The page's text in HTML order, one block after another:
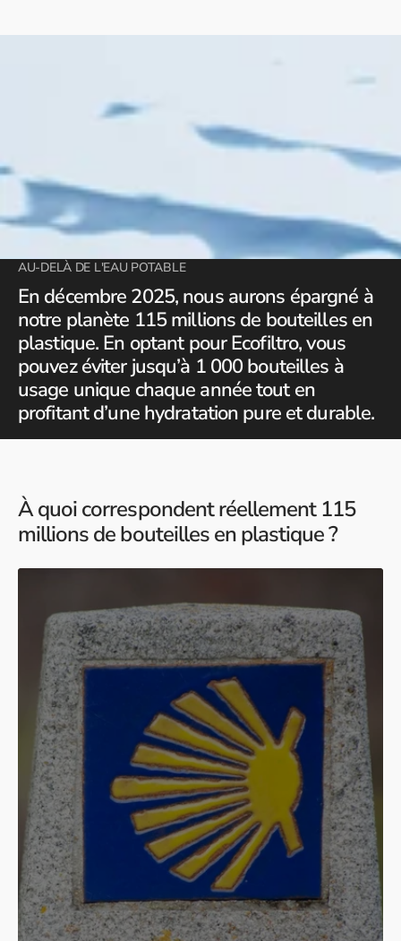
AU-DELÀ DE L'EAU POTABLE
En décembre 2025, nous aurons épargné à
notre planète 115 millions de bouteilles en
plastique. En optant pour Ecofiltro, vous
pouvez éviter jusqu’à 1 000 bouteilles à
usage unique chaque année tout en
profitant d’une hydratation pure et durable.
À quoi correspondent réellement 115
millions de bouteilles en plastique ?